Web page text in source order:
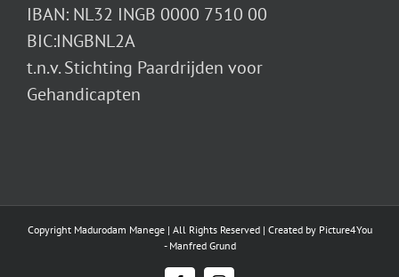
IBAN: NL32 INGB 0000 7510 00
BIC:INGBNL2A
t.n.v. Stichting Paardrijden voor
Gehandicapten
Copyright Madurodam Manege | All Rights Reserved | Created by Picture4You
- Manfred Grund